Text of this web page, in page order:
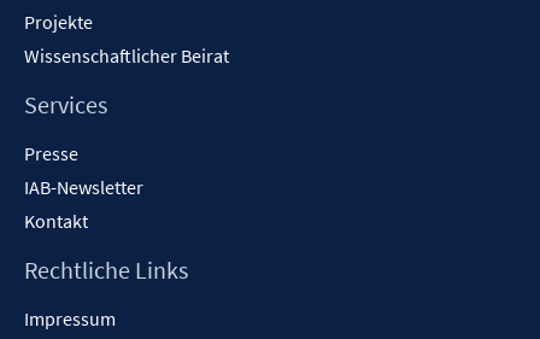
Projekte
Wissenschaftlicher Beirat
Services
Presse
IAB-Newsletter
Kontakt
Rechtliche Links
Impressum